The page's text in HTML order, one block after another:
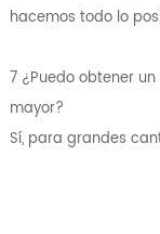
hacemos todo lo
7 ¿Puedo obtener
mayor?
Sí, para grandes